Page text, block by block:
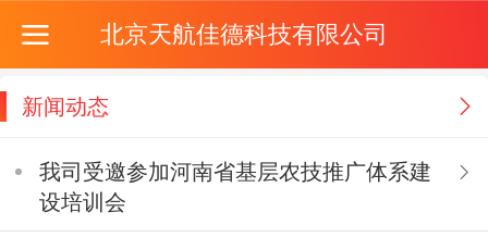
北京天航佳德科技有限公司
新闻动态
我司受邀参加河南省基层农技推广体系建
设培训会